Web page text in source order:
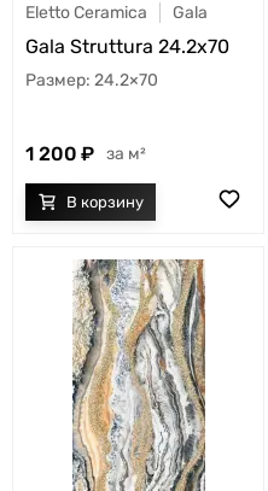
Eletto Ceramica Gala
Gala Struttura 24.2x70
24.2×70
1 200 м²